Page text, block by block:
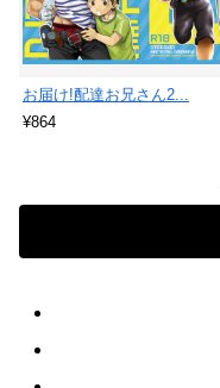
お届け!配達お兄さん2...
¥864